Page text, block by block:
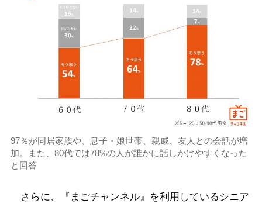
97％が同居家族や、息子・娘世帯、親戚、友人との会話が増
加。また、80代では78%の人が誰かに話しかけやすくなった
と回答
さらに、『まごチャンネル』を利用しているシニア